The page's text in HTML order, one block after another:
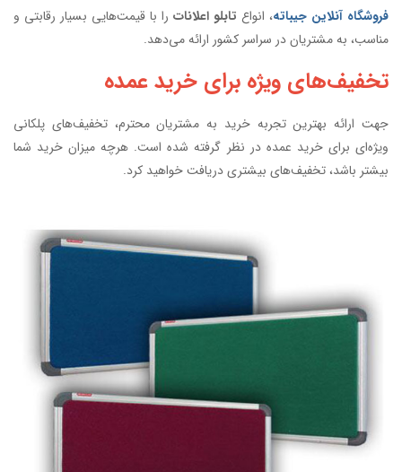
فروشگاه آنلاین جیباته، انواع تابلو اعلانات را با قیمت‌هایی بسیار رقابتی و
مناسب، به مشتریان در سراسر کشور ارائه می‌دهد.
تخفیف‌های ویژه برای خرید عمده
جهت ارائه بهترین تجربه خرید به مشتریان محترم، تخفیف‌های پلکانی
ویژه‌ای برای خرید عمده در نظر گرفته شده است. هرچه میزان خرید شما
بیشتر باشد، تخفیف‌های بیشتری دریافت خواهید کرد.